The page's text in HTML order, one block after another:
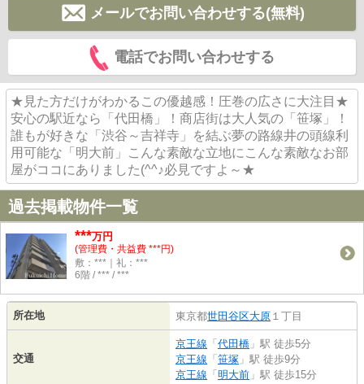
メールでお問い合わせする(無料)
電話でお問い合わせする
★見た方だけがわかるこの優越感！圧巻の広さに大注目★
安心の駅近なら「代田橋」！商店街は大人気の「笹塚」！
誰もが好きな「渋谷～吉祥寺」を結ぶ夢の路線井の頭線利
用可能な「明大前」こんな素敵な立地にこんな素敵なお部
屋がココにありました(^^♪必見ですよ～★
過去掲載物件一覧
***万円
(管理費・共益費 ***円)
敷：***｜礼：***
6階 / *** / ***
所在地 東京都世田谷区大原 １丁目
交通
京王線 「 代田橋 」駅 徒歩5分
京王線 「 笹塚 」駅 徒歩9分
京王線 「 明大前 」駅 徒歩15分